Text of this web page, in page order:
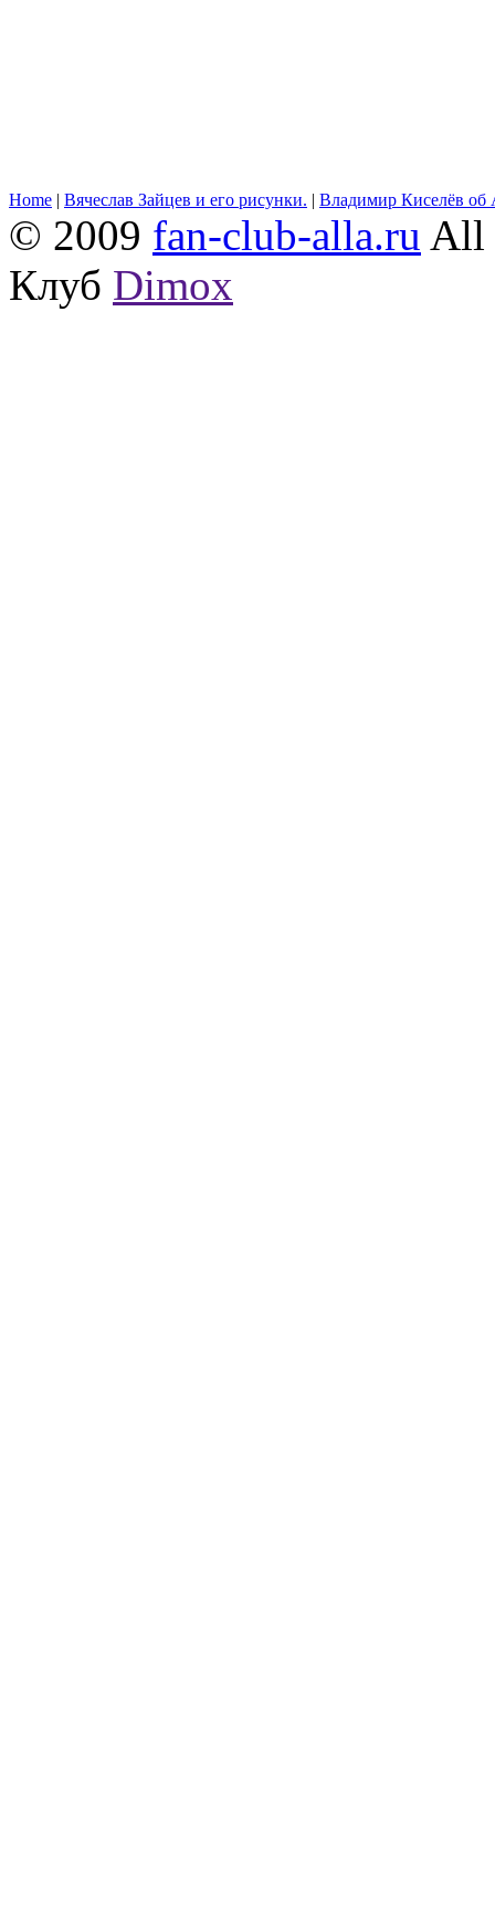
Home | Вячеслав Зайцев и его рисунки. | Владимир Киселёв об
© 2009 fan-club-alla.ru All
Клуб Dimox